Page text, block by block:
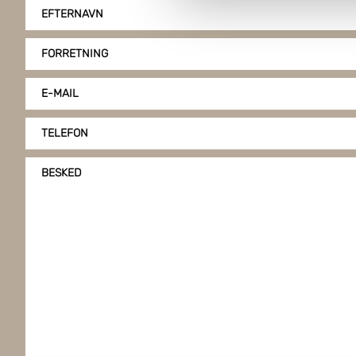
på vores hjemmeside, giver
EFTERNAVN
FORRETNING
E-MAIL
TELEFON
BESKED